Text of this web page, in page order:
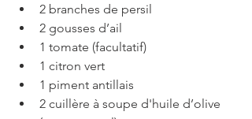
2 branches de persil
2 gousses d’ail
1 tomate (facultatif)
1 citron vert
1 piment antillais
2 cuillère à soupe d'huile d’olive